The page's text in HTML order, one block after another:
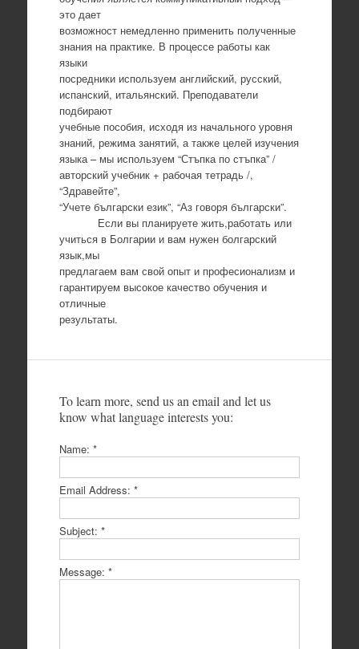
это дает
возможност немедленно применить полученные
знания на практике. В процессе работы как
языки
посредники используем английский, русский,
испанский, итальянский. Преподаватели
подбирают
учебные пособия, исходя из начального уровня
знаний, режима занятий, а также целей изучения
языка – мы используем “Стъпка по стъпка” /
авторский учебник + рабочая тетрадь /,
“Здравейте”,
“Учете български език”, “Аз говоря български”.
Если вы планируете жить,работать или
учиться в Болгарии и вам нужен болгарский
язык,мы
предлагаем вам свой опыт и професионализм и
гарантируем высокое качество обучения и
отличные
результаты.
To learn more, send us an email and let us
know what language interests you:
Name: *
Email Address: *
Subject: *
Message: *